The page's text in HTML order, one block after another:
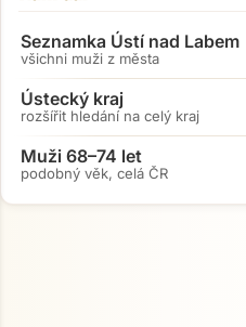
Seznamka Ústí nad Labem
všichni muži z města
Ústecký kraj
rozšířit hledání na celý kraj
Muži 68–74 let
podobný věk, celá ČR